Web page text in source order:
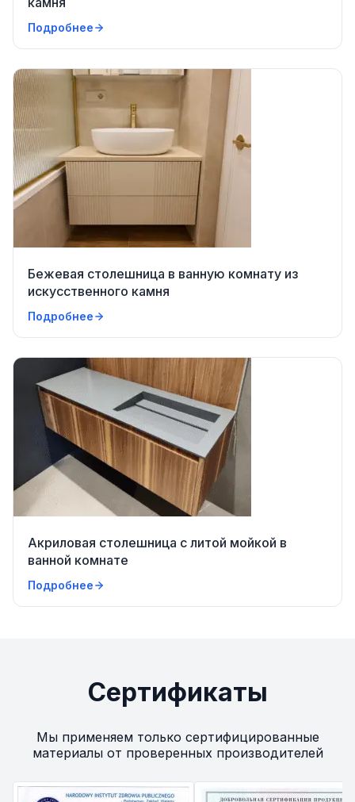
Подробнее
Бежевая столешница в ванную комнату из
искусственного камня
Подробнее
Акриловая столешница с литой мойкой в
ванной комнате
Подробнее
Сертификаты
Мы применяем только сертифицированные
материалы от проверенных производителей